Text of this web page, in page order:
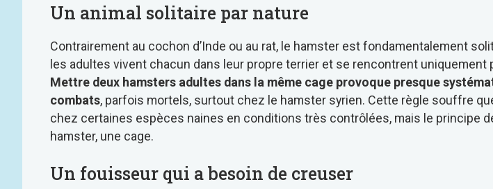
Un animal solitaire par nature
Contrairement au cochon d’Inde ou au rat, le hamster est fondamentalement
les adultes vivent chacun dans leur propre terrier et se rencontrent uniquement
Mettre deux hamsters adultes dans la même cage provoque presque
combats, parfois mortels, surtout chez le hamster syrien. Cette règle souffre
chez certaines espèces naines en conditions très contrôlées, mais le principe
hamster, une cage.
Un fouisseur qui a besoin de creuser